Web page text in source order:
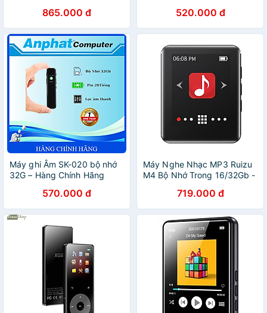
Ngoài - Hàng chính hãng
865.000 đ 520.000 đ
Máy ghi Âm SK-020 bộ nhớ
32G – Hàng Chính Hãng
570.000 đ
Máy Nghe Nhạc MP3 Ruizu
M4 Bộ Nhớ Trong 16/32Gb -
- Kết Nối Bluetooth 4.0 -
Hàng Chính Hãng
719.000 đ